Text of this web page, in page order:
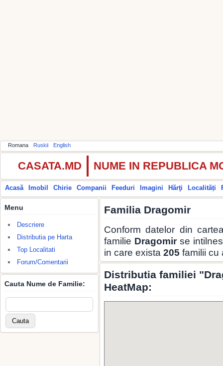
Romana Ruskii English
CASATA.MD NUME IN REPUBLICA
Acasă Imobil Chirie Companii Feeduri Imagini Hărţi Localități
Menu
Descriere
Distributia pe Harta
Top Localitati
Forum/Comentarii
Cauta Nume de Familie:
Familia Dragomir
Conform datelor din
familie Dragomirse
in care exista 205 familii cu
Distributia familiei
HeatMap: